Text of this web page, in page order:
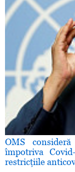
OMS
împotriva
restricţiile